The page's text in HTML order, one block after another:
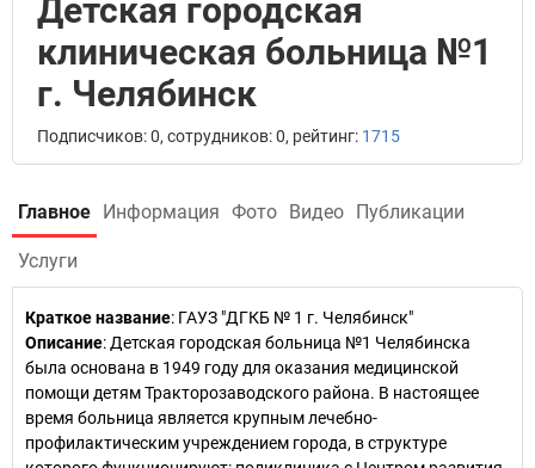
Детская городская
клиническая больница №1
г. Челябинск
Подписчиков: 0, сотрудников: 0, рейтинг: 1715
Главное Информация Фото Видео Публикации
Услуги
Краткое название: ГАУЗ "ДГКБ № 1 г. Челябинск"
Описание: Детская городская больница №1 Челябинска
была основана в 1949 году для оказания медицинской
помощи детям Тракторозаводского района. В настоящее
время больница является крупным лечебно-
профилактическим учреждением города, в структуре